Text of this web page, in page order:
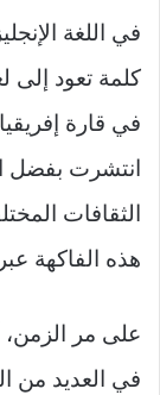
كلمة تعود إلى
في قارة
انتشرت بفضل
الثقافات
هذه الفاكهة
على مر الزمن،
في العديد من